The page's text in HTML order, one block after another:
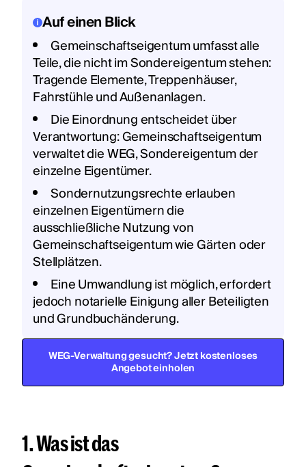
Auf einen Blick
Gemeinschaftseigentum umfasst alle
Teile, die nicht im Sondereigentum stehen:
Tragende Elemente, Treppenhäuser,
Fahrstühle und Außenanlagen.
Die Einordnung entscheidet über
Verantwortung: Gemeinschaftseigentum
verwaltet die WEG, Sondereigentum der
einzelne Eigentümer.
Sondernutzungsrechte erlauben
einzelnen Eigentümern die
ausschließliche Nutzung von
Gemeinschaftseigentum wie Gärten oder
Stellplätzen.
Eine Umwandlung ist möglich, erfordert
jedoch notarielle Einigung aller Beteiligten
und Grundbuchänderung.
WEG-Verwaltung gesucht? Jetzt kostenloses
Angebot einholen
1. Was ist das